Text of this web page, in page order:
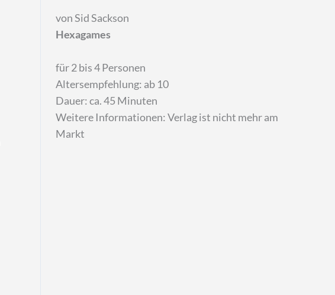
von Sid Sackson
Hexagames
für 2 bis 4 Personen
Altersempfehlung: ab 10
Dauer: ca. 45 Minuten
Weitere Informationen:Verlag ist nicht mehr am
Markt